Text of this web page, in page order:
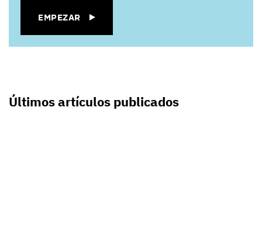
EMPEZAR
Últimos artículos publicados